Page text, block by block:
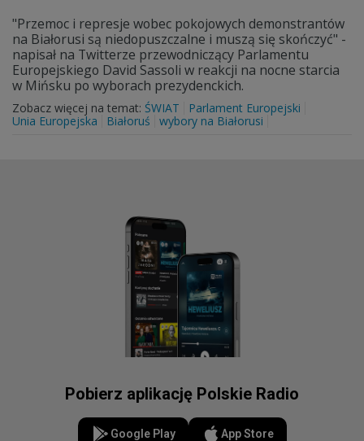
"Przemoc i represje wobec pokojowych demonstrantów
na Białorusi są niedopuszczalne i muszą się skończyć" -
napisał na Twitterze przewodniczący Parlamentu
Europejskiego David Sassoli w reakcji na nocne starcia
w Mińsku po wyborach prezydenckich.
Zobacz więcej na temat: ŚWIAT
Parlament Europejski
Unia Europejska
Białoruś wybory na Białorusi
Pobierz aplikację Polskie Radio
Google Play App Store